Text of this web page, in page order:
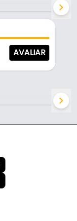
AVALIAR